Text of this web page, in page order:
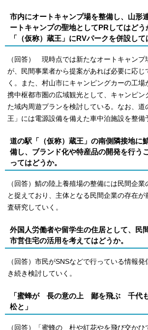
市内にオートキャンプ場を整備し、山形
ートキャンプの聖地としてPRしてはどう
「（仮称）蔵王」にRVパークを併設して
（回答） 現時点では新たなオートキャンプ
が、民間事業者から提案があれば必要に応じ
く。また、村山市にキャンピングカーの工場
携中枢都市圏の広域観光として、キャンピン
た域内周遊プランを検討している。なお、道
王」には電源設備を備えた車中泊施設を整備
道の駅「（仮称）蔵王」の南側隣接地に
備し、ブランド化や特産品の開発を行う
ってはどうか。
（回答）鯖の陸上養殖場の整備には民間企
と捉えており、主体となる民間企業の存在が
査研究していく。
外国人労働者や留学生の住居として、民
市営住宅の活用を考えてはどうか。
（回答）市民がSNSなどで行っている情報発
き続き検討していく。
「蜜蜂が 長の意の上 鄙を飛ぶ 千代
松と」
（回答）「蜜蜂の 杜や紅花やを飛び交か